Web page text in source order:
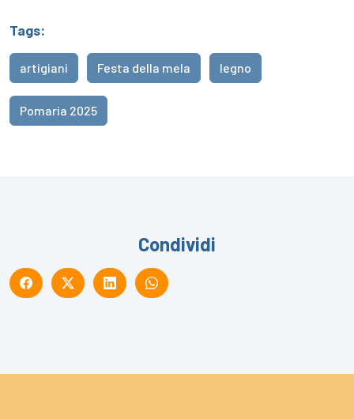
Tags:
artigiani Festa della mela legno
Pomaria 2025
Condividi